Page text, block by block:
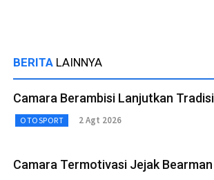
BERITA LAINNYA
Camara Berambisi Lanjutkan
OTOSPORT 2 Agt 2026
Camara Termotivasi Jejak Bearman